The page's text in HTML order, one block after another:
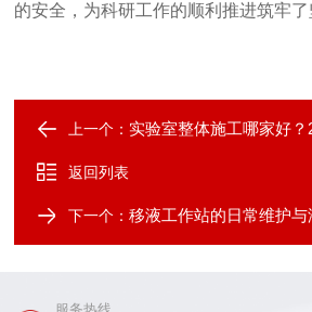
的安全，为科研工作的顺利推进筑牢了
上一个：实验室整体施工哪家好？
返回列表
下一个：移液工作站的日常维护